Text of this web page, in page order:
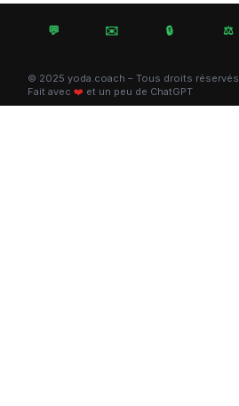
💬 ✉️ 🔒 ⚖️
© 2025 yoda.coach – Tous droits réservés
Fait avec ❤️ et un peu de ChatGPT